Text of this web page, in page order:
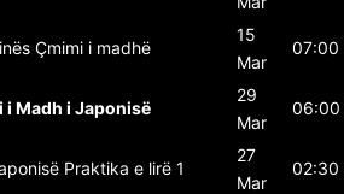
Çmimi i madhë
15
Mar
07:00
i Madh i Japonisë
29
Mar
06:00
Praktika e lirë 1
27
Mar
02:30